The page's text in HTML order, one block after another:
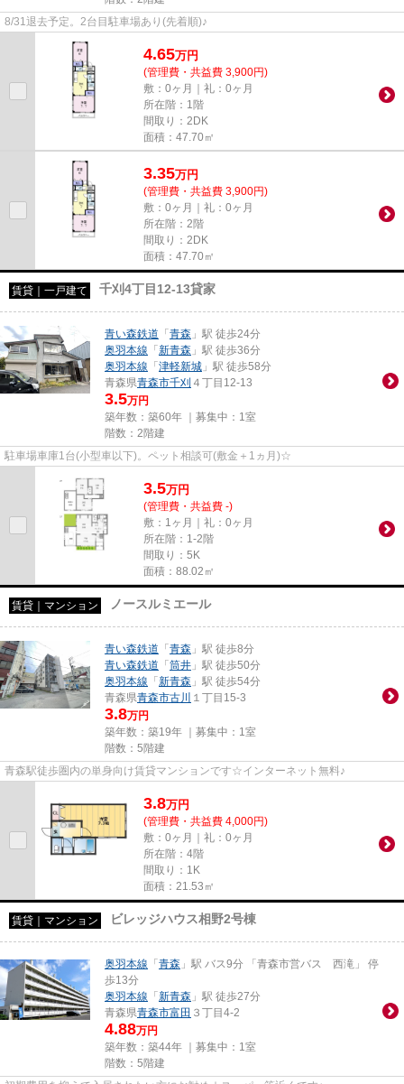
8/31退去予定。2台目駐車場あり(先着順)♪
4.65万円
(管理費・共益費 3,900円)
敷：0ヶ月｜礼：0ヶ月
所在階：1階
間取り：2DK
面積：47.70㎡
3.35万円
(管理費・共益費 3,900円)
敷：0ヶ月｜礼：0ヶ月
所在階：2階
間取り：2DK
面積：47.70㎡
賃貸｜一戸建て 千刈4丁目12-13貸家
青い森鉄道 「 青森 」駅 徒歩24分
奥羽本線 「 新青森 」駅 徒歩36分
奥羽本線 「 津軽新城 」駅 徒歩58分
青森県青森市千刈 ４丁目12-13
3.5万円
築年数：築60年 ｜募集中： 1室
階数：2階建
駐車場車庫1台(小型車以下)。ペット相談可(敷金＋1ヵ月)☆
3.5万円
(管理費・共益費 -)
敷：1ヶ月｜礼：0ヶ月
所在階：1-2階
間取り：5K
面積：88.02㎡
賃貸｜マンション ノースルミエール
青い森鉄道 「 青森 」駅 徒歩8分
青い森鉄道 「 筒井 」駅 徒歩50分
奥羽本線 「 新青森 」駅 徒歩54分
青森県青森市古川 １丁目15-3
3.8万円
築年数：築19年 ｜募集中： 1室
階数：5階建
青森駅徒歩圏内の単身向け賃貸マンションです☆インターネット無料♪
3.8万円
(管理費・共益費 4,000円)
敷：0ヶ月｜礼：0ヶ月
所在階：4階
間取り：1K
面積：21.53㎡
賃貸｜マンション ビレッジハウス相野2号棟
奥羽本線 「 青森 」駅 バス9分 「青森市営バス 西滝」 停
歩13分
奥羽本線 「 新青森 」駅 徒歩27分
青森県青森市富田 ３丁目4-2
4.88万円
築年数：築44年 ｜募集中： 1室
階数：5階建